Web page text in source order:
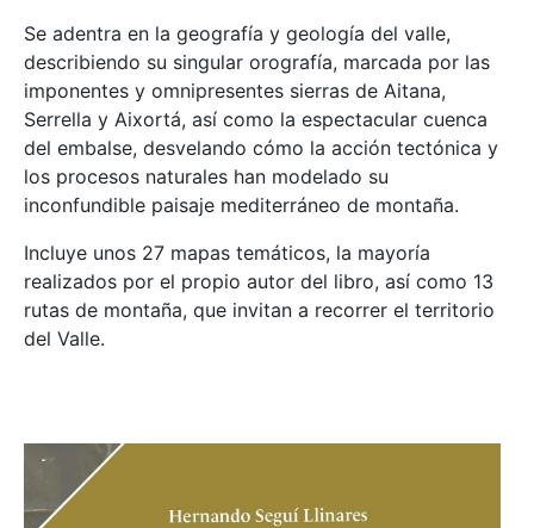
Se adentra en la geografía y geología del valle,
describiendo su singular orografía, marcada por las
imponentes y omnipresentes sierras de Aitana,
Serrella y Aixortá, así como la espectacular cuenca
del embalse, desvelando cómo la acción tectónica y
los procesos naturales han modelado su
inconfundible paisaje mediterráneo de montaña.
Incluye unos 27 mapas temáticos, la mayoría
realizados por el propio autor del libro, así como 13
rutas de montaña, que invitan a recorrer el territorio
del Valle.